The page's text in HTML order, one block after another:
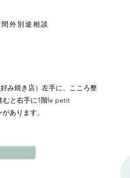
外別途相談
み焼き店）左手に、こころ整
むと右手に1階le petit
あります。